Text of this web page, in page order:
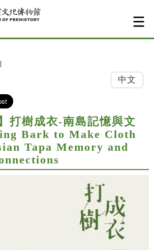
中文
打樹成衣-南島記憶與文
Bark to Make Cloth
Tapa Memory and